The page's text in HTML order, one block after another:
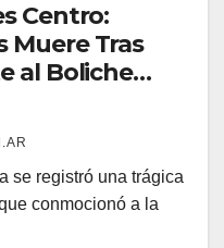
Centro:
Muere Tras
al Boliche
se registró una trágica
conmocionó a la